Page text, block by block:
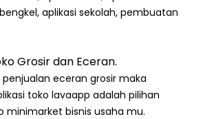
aplikasi sekolah, pembuatan
Grosir dan Eceran.
eceran grosir maka
toko lavaapp adalah pilihan
minimarket bisnis usaha mu.